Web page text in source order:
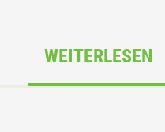
WEITERLESEN